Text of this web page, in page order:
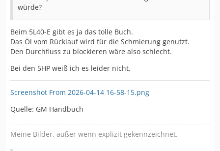
würde?
Beim 5L40-E gibt es ja das tolle Buch.
Das Öl vom Rücklauf wird für die Schmierung genutzt.
Den Durchfluss zu blockieren wäre also schlecht.
Bei den 5HP weiß ich es leider nicht.
Screenshot From 2026-04-14 16-58-15.png
Quelle: GM Handbuch
Meine Bilder, außer wenn explizit gekennzeichnet.